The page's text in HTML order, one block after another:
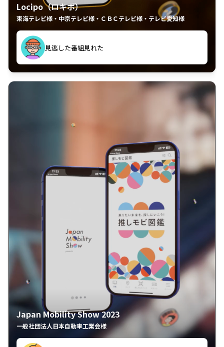
Locipo（ロキポ）
東海テレビ様・中京テレビ様・ＣＢＣテレビ様・テレビ愛知様
面白い もっと配信番組増やして欲しい
見逃した番組見れた
Japan Mobility Show 2023
一般社団法人日本自動車工業会様